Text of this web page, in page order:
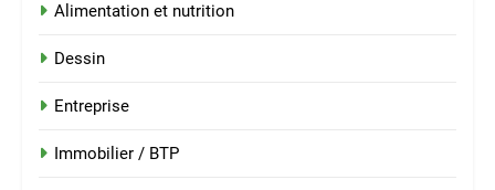
Alimentation et nutrition
Dessin
Entreprise
Immobilier / BTP